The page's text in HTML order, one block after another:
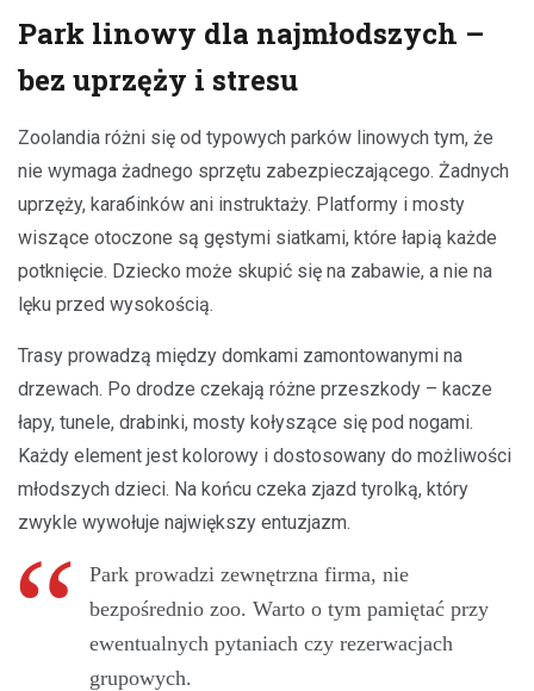
Park linowy dla najmłodszych –
bez uprzęży i stresu
Zoolandia różni się od typowych parków linowych tym, że
nie wymaga żadnego sprzętu zabezpieczającego. Żadnych
uprzęży, karабinków ani instruktaży. Platformy i mosty
wiszące otoczone są gęstymi siatkami, które łapią każde
potknięcie. Dziecko może skupić się na zabawie, a nie na
lęku przed wysokością.
Trasy prowadzą między domkami zamontowanymi na
drzewach. Po drodze czekają różne przeszkody – kacze
łapy, tunele, drabinki, mosty kołyszące się pod nogami.
Każdy element jest kolorowy i dostosowany do możliwości
młodszych dzieci. Na końcu czeka zjazd tyrolką, który
zwykle wywołuje największy entuzjazm.
Park prowadzi zewnętrzna firma, nie
bezpośrednio zoo. Warto o tym pamiętać przy
ewentualnych pytaniach czy rezerwacjach
grupowych.